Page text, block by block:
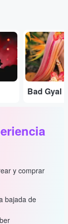
...
Bad Gyal
y comprar
bajada de